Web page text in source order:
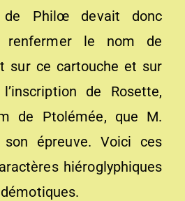
de Philœ devait donc
renfermer le nom de
sur ce cartouche et sur
de Rosette,
de Ptolémée, que M.
épreuve. Voici ces
hiéroglyphiques